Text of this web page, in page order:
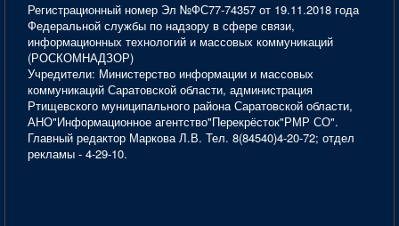
Регистрационный номер Эл №ФС77-74357 от 19.11.2018 года
Федеральной службы по надзору в сфере связи,
информационных технологий и массовых коммуникаций
(РОСКОМНАДЗОР)
Учредители: Министерство информации и массовых
коммуникаций Саратовской области, администрация
Ртищевского муниципального района Саратовской области,
АНО"Информационное агентство"Перекрёсток"РМР СО".
Главный редактор Маркова Л.В. Тел. 8(84540)4-20-72; отдел
рекламы - 4-29-10.